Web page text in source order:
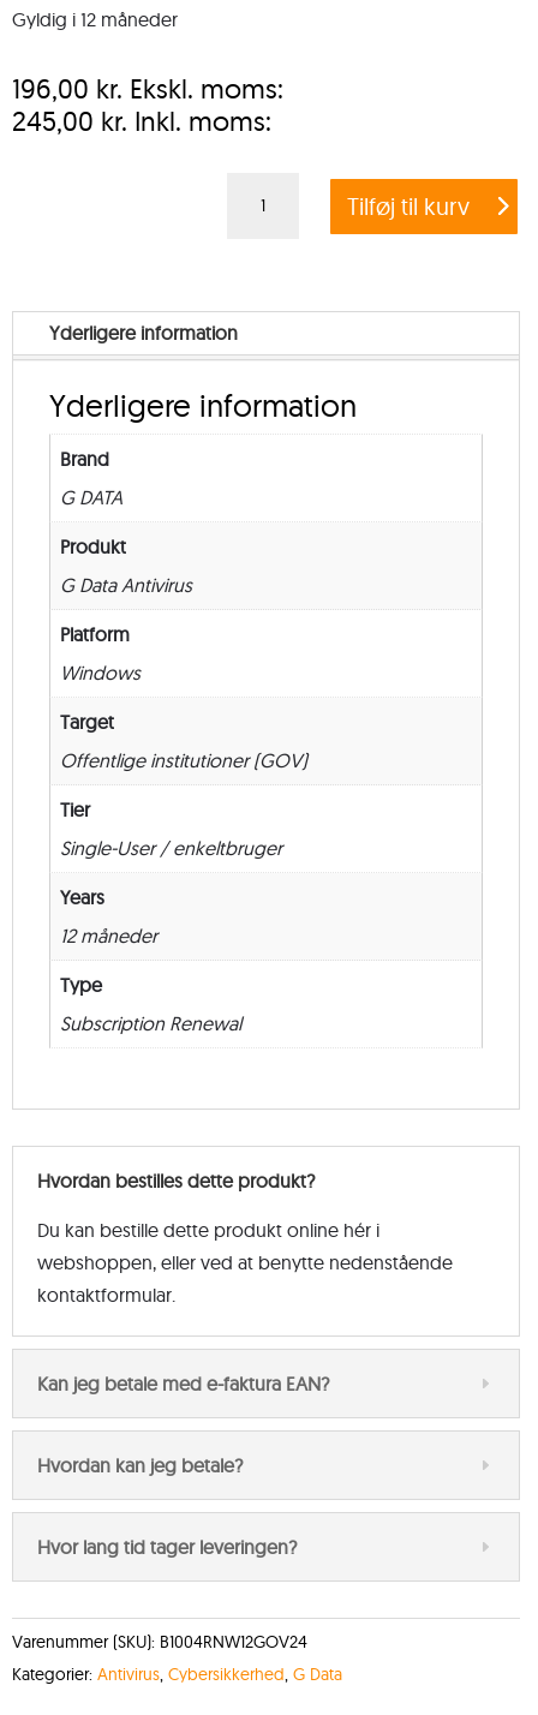
Gyldig i 12 måneder
196,00 kr. Ekskl. moms:
245,00 kr. Inkl. moms:
+
EXCHANGE
SECURITY
–
antal
Tilføj til kurv
Yderligere information
Yderligere information
Brand
G DATA
Produkt
G Data Antivirus
Platform
Windows
Target
Offentlige institutioner (GOV)
Tier
Single-User / enkeltbruger
Years
12 måneder
Type
Subscription Renewal
Hvordan bestilles dette produkt?
Du kan bestille dette produkt online hér i
webshoppen, eller ved at benytte nedenstående
kontaktformular.
Kan jeg betale med e-faktura EAN?
Hvordan kan jeg betale?
Hvor lang tid tager leveringen?
Varenummer (SKU): B1004RNW12GOV24
Kategorier: Antivirus, Cybersikkerhed, G Data